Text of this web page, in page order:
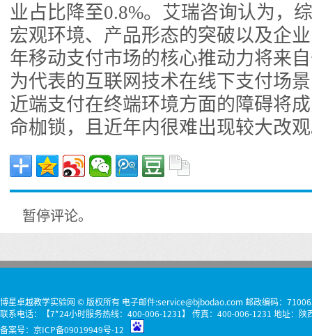
业占比降至0.8%。艾瑞咨询认为，
宏观环境、产品形态的突破以及企
年移动支付市场的核心推动力将来
为代表的互联网技术在线下支付场
近端支付在终端环境方面的障碍将
命枷锁，且近年内很难出现较大改
暂停评论。
博星卓越教学实验网 © 版权所有 电子邮件:service@bjbodao.com 邮政编码：
联系电话：【7*24小时服务热线：400-006-1231】 传真：400-006-1231 地址：陕
备案号： 京ICP备09019949号-12